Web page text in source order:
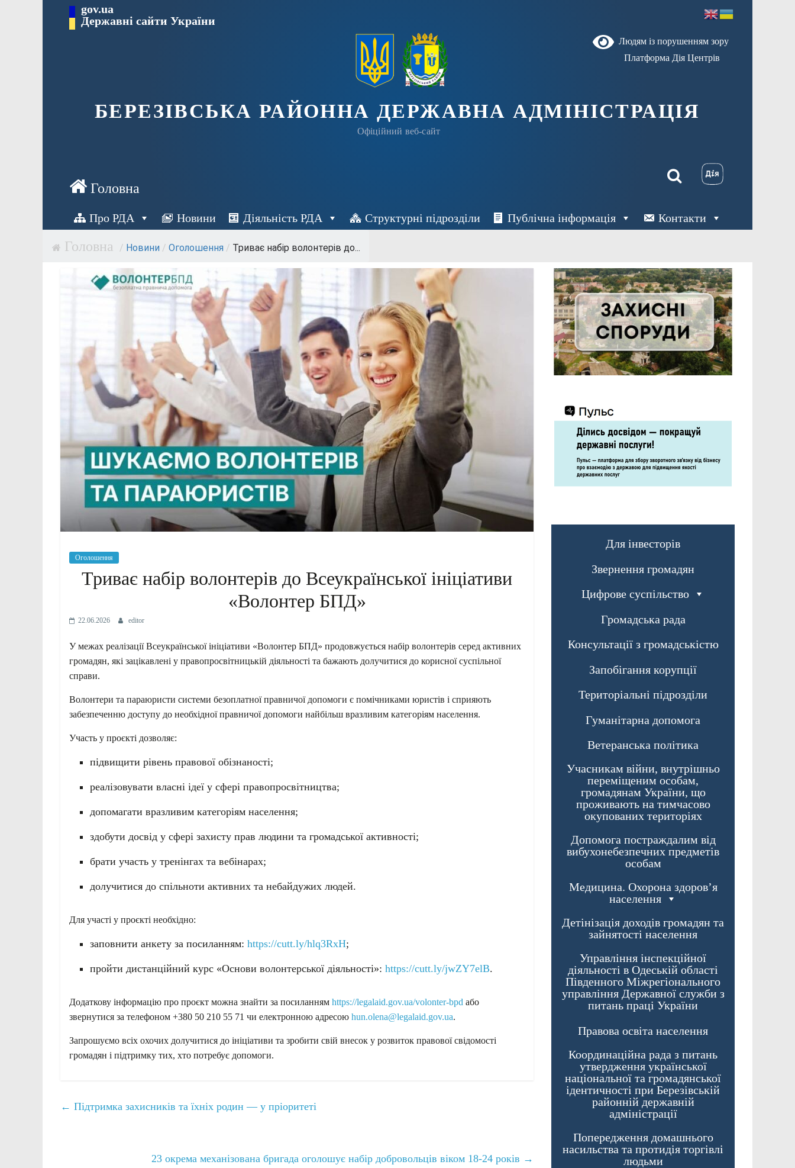
Перейти gov.ua
Державні сайти України
Людям із порушенням зору
Платформа Дія Центрів
БЕРЕЗІВСЬКА РАЙОННА ДЕРЖАВНА АДМІНІСТРАЦІЯ
Офіційний веб-сайт
Про РДА Новини Діяльність РДА Структурні підрозділи Публічна інформація Контакти
/ Новини / Оголошення / Триває набір волонтерів до...
Оголошення
Триває набір волонтерів до Всеукраїнської ініціативи
«Волонтер БПД»
22.06.2026 editor
У межах реалізації Всеукраїнської ініціативи «Волонтер БПД» продовжується набір волонтерів серед активних
громадян, які зацікавлені у правопросвітницькій діяльності та бажають долучитися до корисної суспільної
справи.
Волонтери та параюристи системи безоплатної правничої допомоги є помічниками юристів і сприяють
забезпеченню доступу до необхідної правничої допомоги найбільш вразливим категоріям населення.
Участь у проєкті дозволяє:
підвищити рівень правової обізнаності;
реалізовувати власні ідеї у сфері правопросвітництва;
допомагати вразливим категоріям населення;
здобути досвід у сфері захисту прав людини та громадської активності;
брати участь у тренінгах та вебінарах;
долучитися до спільноти активних та небайдужих людей.
Для участі у проєкті необхідно:
заповнити анкету за посиланням: https://cutt.ly/hlq3RxH;
пройти дистанційний курс «Основи волонтерської діяльності»: https://cutt.ly/jwZY7elB.
Додаткову інформацію про проєкт можна знайти за посиланням https://legalaid.gov.ua/volonter-bpd або
звернутися за телефоном +380 50 210 55 71 чи електронною адресою hun.olena@legalaid.gov.ua.
Запрошуємо всіх охочих долучитися до ініціативи та зробити свій внесок у розвиток правової свідомості
громадян і підтримку тих, хто потребує допомоги.
← Підтримка захисників та їхніх родин — у пріоритеті
23 окрема механізована бригада оголошує набір добровольців віком 18-24 років →
Для інвесторів
Звернення громадян
Цифрове суспільство
Громадська рада
Консультації з громадськістю
Запобігання корупції
Територіальні підрозділи
Гуманітарна допомога
Ветеранська політика
Учасникам війни, внутрішньо
переміщеним особам,
громадянам України, що
проживають на тимчасово
окупованих територіях
Допомога постраждалим від
вибухонебезпечних предметів
особам
Медицина. Охорона здоров’я
населення
Детінізація доходів громадян та
зайнятості населення
Управління інспекційної
діяльності в Одеській області
Південного Міжрегіонального
управління Державної служби з
питань праці України
Правова освіта населення
Координаційна рада з питань
утвердження української
національної та громадянської
ідентичності при Березівській
районній державній
адміністрації
Попередження домашнього
насильства та протидія торгівлі
людьми